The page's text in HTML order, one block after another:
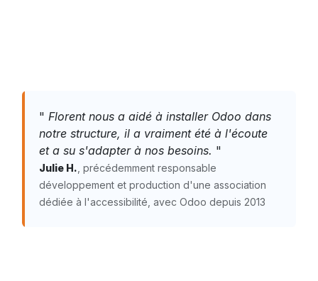
" Florent nous a aidé à installer Odoo dans
notre structure, il a vraiment été à l'écoute
et a su s'adapter à nos besoins. "
Julie H. , précédemment responsable
développement et production d'une association
dédiée à l'accessibilité, avec Odoo depuis 2013